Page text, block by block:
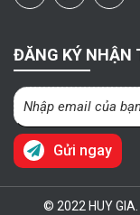
ĐĂNG KÝ NHẬN
Gửi ngay
© 2022 HUY